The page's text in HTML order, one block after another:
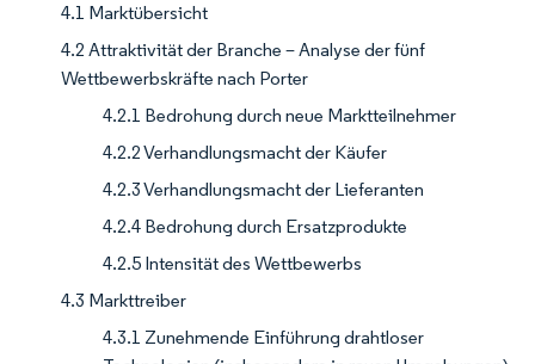
4.1 Marktübersicht
4.2 Attraktivität der Branche – Analyse der fünf
Wettbewerbskräfte nach Porter
4.2.1 Bedrohung durch neue Marktteilnehmer
4.2.2 Verhandlungsmacht der Käufer
4.2.3 Verhandlungsmacht der Lieferanten
4.2.4 Bedrohung durch Ersatzprodukte
4.2.5 Intensität des Wettbewerbs
4.3 Markttreiber
4.3.1 Zunehmende Einführung drahtloser